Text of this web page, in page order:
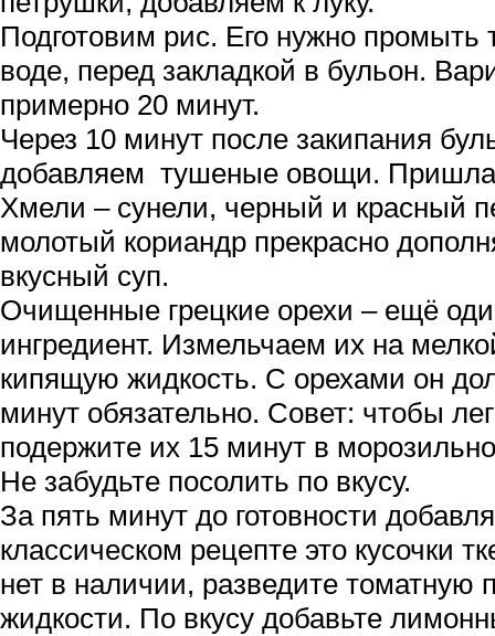
Подготовим рис. Его нужно промыть
воде, перед закладкой в бульон.
примерно 20 минут.
Через 10 минут после закипания
добавляем тушеные овощи. Пришла
Хмели – сунели, черный и красный
молотый кориандр прекрасно
вкусный суп.
Очищенные грецкие орехи – ещё
ингредиент. Измельчаем их на
кипящую жидкость. С орехами он
минут обязательно. Совет: чтобы
подержите их 15 минут в
Не забудьте посолить по вкусу.
За пять минут до готовности
классическом рецепте это кусочки
нет в наличии, разведите томатную
жидкости. По вкусу добавьте